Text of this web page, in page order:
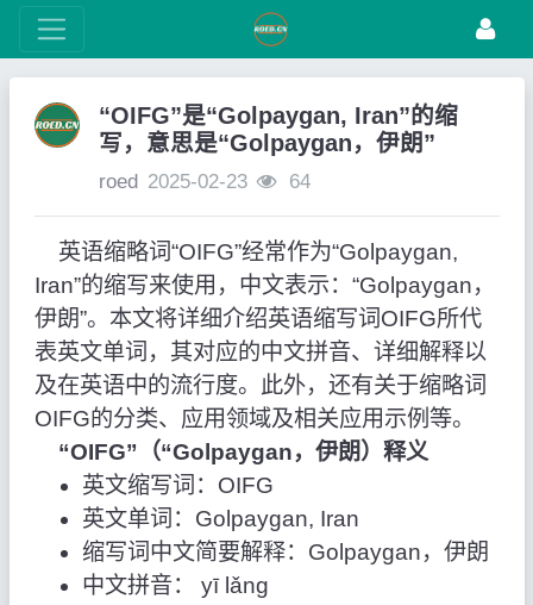
“OIFG”是“Golpaygan, Iran”的缩
写，意思是“Golpaygan，伊朗”
roed 2025-02-23 64
英语缩略词“OIFG”经常作为“Golpaygan,
Iran”的缩写来使用，中文表示：“Golpaygan，
伊朗”。本文将详细介绍英语缩写词OIFG所代
表英文单词，其对应的中文拼音、详细解释以
及在英语中的流行度。此外，还有关于缩略词
OIFG的分类、应用领域及相关应用示例等。
“OIFG”（“Golpaygan，伊朗）释义
英文缩写词：OIFG
英文单词：Golpaygan, Iran
缩写词中文简要解释：Golpaygan，伊朗
中文拼音： yī lǎng